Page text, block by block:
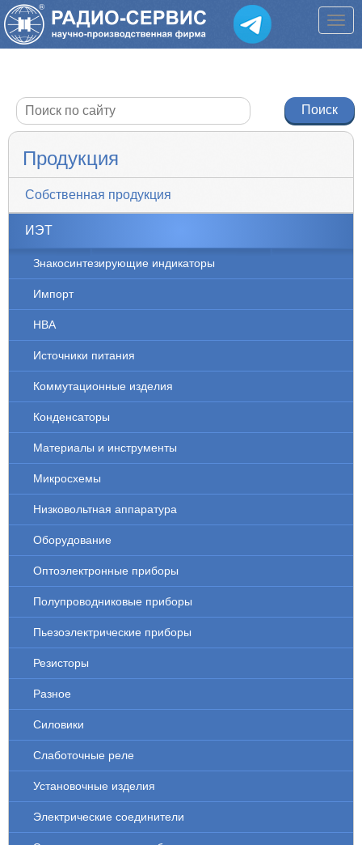
Продукция
Собственная продукция
ИЭТ
Знакосинтезирующие индикаторы
Импорт
НВА
Источники питания
Коммутационные изделия
Конденсаторы
Материалы и инструменты
Микросхемы
Низковольтная аппаратура
Оборудование
Оптоэлектронные приборы
Полупроводниковые приборы
Пьезоэлектрические приборы
Резисторы
Разное
Силовики
Слаботочные реле
Установочные изделия
Электрические соединители